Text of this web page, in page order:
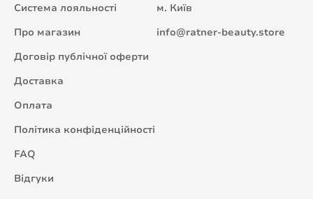
Система лояльності
Про магазин
Договір публічної оферти
Доставка
Оплата
Політика конфіденційності
FAQ
Відгуки
м. Київ
info@ratner-beauty.store